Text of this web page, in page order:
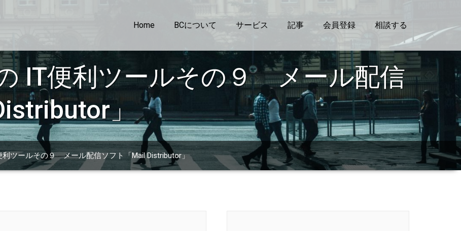
Home BCについて サービス 記事 会員登録 相談する
IT便利ツールその９ メール配信
」
利ツールその９ メール配信ソフト「Mail Distributor」